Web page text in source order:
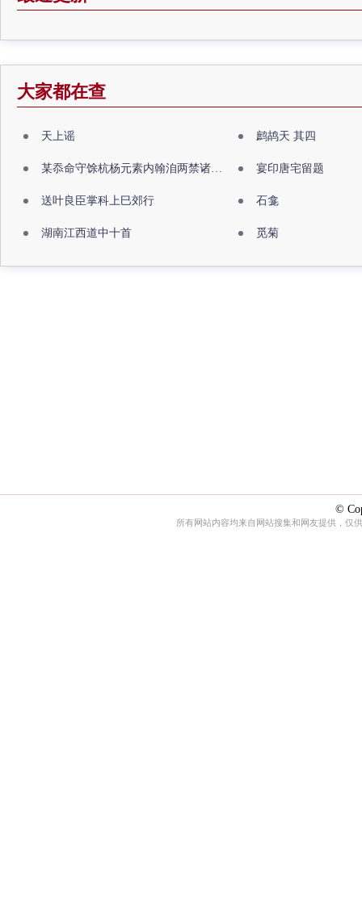
大家都在查
天上谣 鹧鸪天 其四
某忝命守馀杭杨元素内翰洎两禁诸公出祖佛寺 宴印唐宅留题
送叶良臣掌科上巳郊行 石龛
湖南江西道中十首 觅菊
©
所有网站内容均来自网站搜集和网友提供，仅